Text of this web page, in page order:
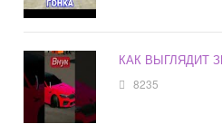
КАК ВЫГЛЯДИТ
8235